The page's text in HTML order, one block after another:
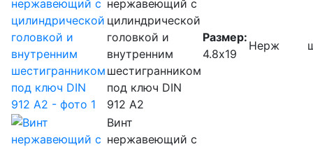
нержавеющий с
цилиндрической
головкой и
внутренним
шестигранником
под ключ DIN
912 А2
Размер:
4.8х19
Нерж
Винт
нержавеющий с